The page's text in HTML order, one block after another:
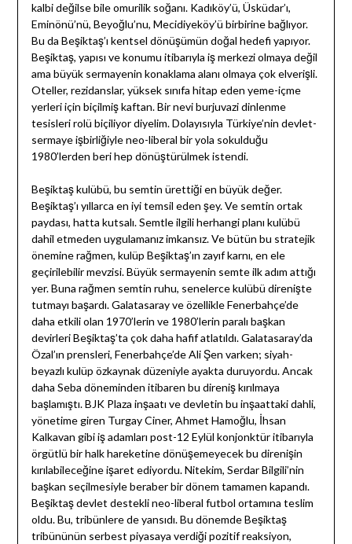
kalbi değilse bile omurilik soğanı. Kadıköy’ü, Üsküdar’ı,
Eminönü’nü, Beyoğlu’nu, Mecidiyeköy’ü birbirine bağlıyor.
Bu da Beşiktaş’ı kentsel dönüşümün doğal hedefi yapıyor.
Beşiktaş, yapısı ve konumu itibarıyla iş merkezi olmaya değil
ama büyük sermayenin konaklama alanı olmaya çok elverişli.
Oteller, rezidanslar, yüksek sınıfa hitap eden yeme-içme
yerleri için biçilmiş kaftan. Bir nevi burjuvazi dinlenme
tesisleri rolü biçiliyor diyelim. Dolayısıyla Türkiye’nin devlet-
sermaye işbirliğiyle neo-liberal bir yola sokulduğu
1980’lerden beri hep dönüştürülmek istendi.
Beşiktaş kulübü, bu semtin ürettiği en büyük değer.
Beşiktaş’ı yıllarca en iyi temsil eden şey. Ve semtin ortak
paydası, hatta kutsalı. Semtle ilgili herhangi planı kulübü
dahil etmeden uygulamanız imkansız. Ve bütün bu stratejik
önemine rağmen, kulüp Beşiktaş’ın zayıf karnı, en ele
geçirilebilir mevzisi. Büyük sermayenin semte ilk adım attığı
yer. Buna rağmen semtin ruhu, senelerce kulübü direnişte
tutmayı başardı. Galatasaray ve özellikle Fenerbahçe’de
daha etkili olan 1970’lerin ve 1980’lerin paralı başkan
devirleri Beşiktaş’ta çok daha hafif atlatıldı. Galatasaray’da
Özal’ın prensleri, Fenerbahçe’de Ali Şen varken; siyah-
beyazlı kulüp özkaynak düzeniyle ayakta duruyordu. Ancak
daha Seba döneminden itibaren bu direniş kırılmaya
başlamıştı. BJK Plaza inşaatı ve devletin bu inşaattaki dahli,
yönetime giren Turgay Ciner, Ahmet Hamoğlu, İhsan
Kalkavan gibi iş adamları post-12 Eylül konjonktür itibarıyla
örgütlü bir halk hareketine dönüşemeyecek bu direnişin
kırılabileceğine işaret ediyordu. Nitekim, Serdar Bilgili’nin
başkan seçilmesiyle beraber bir dönem tamamen kapandı.
Beşiktaş devlet destekli neo-liberal futbol ortamına teslim
oldu. Bu, tribünlere de yansıdı. Bu dönemde Beşiktaş
tribününün serbest piyasaya verdiği pozitif reaksiyon,